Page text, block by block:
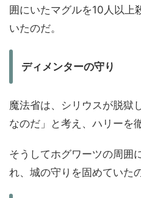
囲にいたマグルを10人以上
いたのだ。
ディメンターの守り
魔法省は、シリウスが脱獄
なのだ」と考え、ハリーを
そうしてホグワーツの周囲
れ、城の守りを固めていた